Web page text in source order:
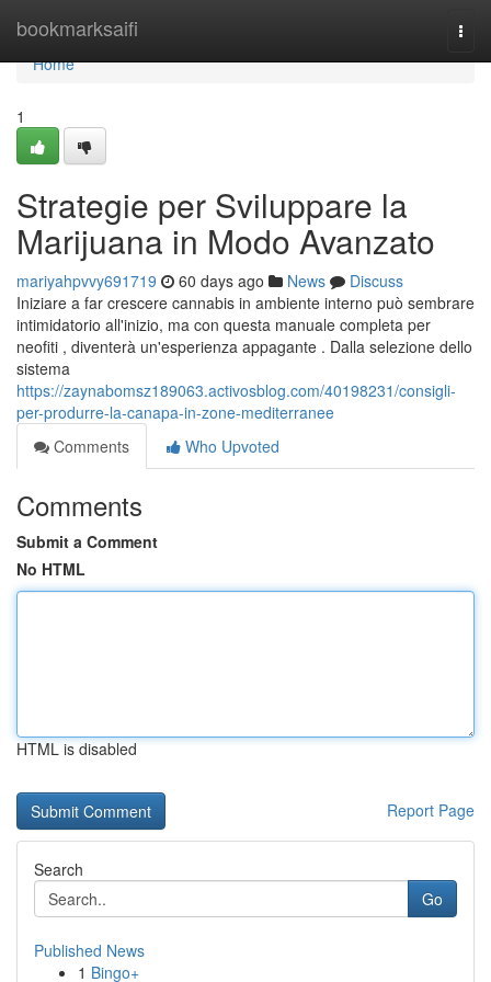
bookmarksaifi
Home
Home
1
Strategie per Sviluppare la
Marijuana in Modo Avanzato
mariyahpvvy691719 60 days ago News
Discuss
Iniziare a far crescere cannabis in ambiente interno può sembrare
intimidatorio all'inizio, ma con questa manuale completa per
neofiti , diventerà un'esperienza appagante . Dalla selezione dello
sistema
https://zaynabomsz189063.activosblog.com/40198231/consigli-
per-produrre-la-canapa-in-zone-mediterranee
Comments
Who Upvoted
Comments
Submit a Comment
No HTML
HTML is disabled
Report Page
Search
Go
Published News
1 Bingo+